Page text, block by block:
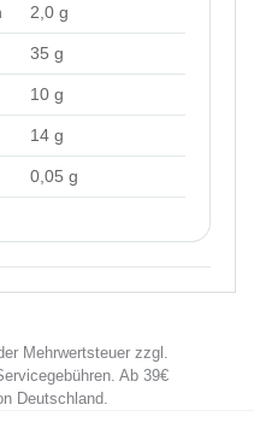
2,0 g
35 g
10 g
14 g
0,05 g
Mehrwertsteuer zzgl.
Ab 39€
Deutschland.